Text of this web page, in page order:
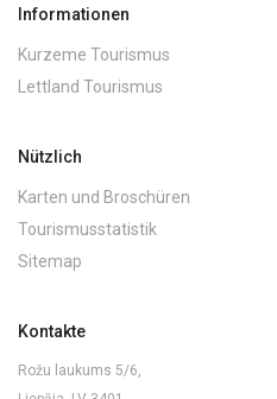
Informationen
Kurzeme Tourismus
Lettland Tourismus
Nützlich
Karten und Broschüren
Tourismusstatistik
Sitemap
Kontakte
Rožu laukums 5/6,